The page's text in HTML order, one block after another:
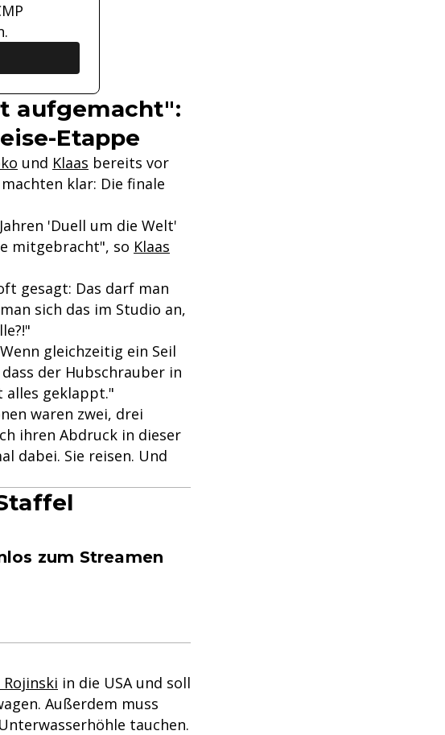
aufgemacht":
Etappe
und Klaas bereits vor
klar: Die finale
'Duell um die Welt'
mitgebracht", so Klaas
gesagt: Das darf man
sich das im Studio an,
gleichzeitig ein Seil
der Hubschrauber in
alles geklappt."
waren zwei, drei
ihren Abdruck in dieser
dabei. Sie reisen. Und
zum Streamen
Rojinski in die USA und soll
Außerdem muss
tauchen.